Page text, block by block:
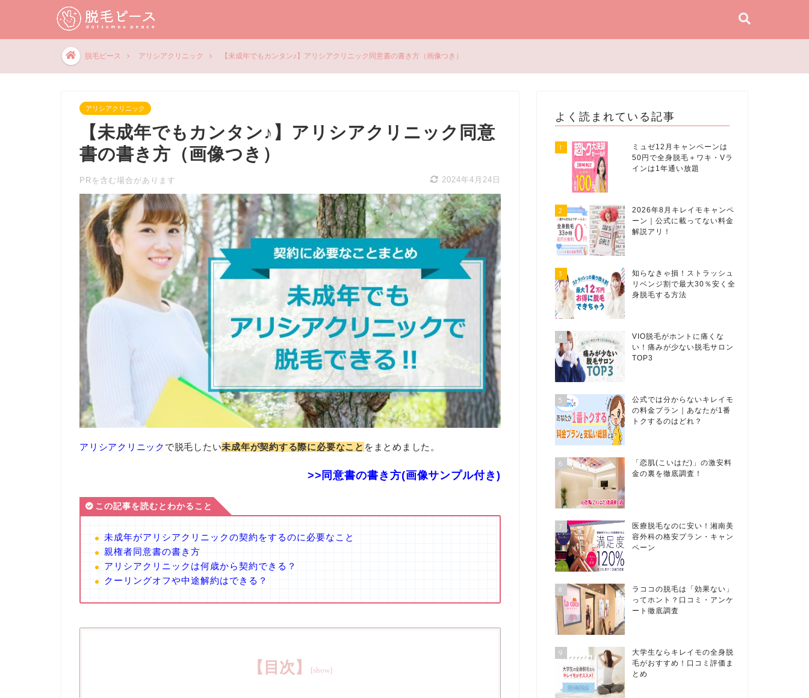
脱毛ピース アリシアクリニック 【未成年でもカンタン♪】アリシアクリニック同意書の書き方（画像つき）
アリシアクリニック
【未成年でもカンタン♪】アリシアクリニック同意
書の書き方（画像つき）
PRを含む場合があります 2024年4月24日
アリシアクリニック で脱毛したい未成年が契約する際に必要なこと をまとめました。
>>同意書の書き方(画像サンプル付き)
この記事を読むとわかること
未成年がアリシアクリニックの契約をするのに必要なこと
親権者同意書の書き方
アリシアクリニックは何歳から契約できる？
クーリングオフや中途解約はできる？
【目次】
よく読まれている記事
1
ミュゼ12月キャンペーンは
50円で全身脱毛＋ワキ・Vラ
インは1年通い放題
2
2026年8月キレイモキャンペ
ーン｜公式に載ってない料金
解説アリ！
3
知らなきゃ損！ストラッシュ
リベンジ割で最大30％安く全
身脱毛する方法
4
VIO脱毛がホントに痛くな
い！痛みが少ない脱毛サロン
TOP3
5
公式では分からないキレイモ
の料金プラン｜あなたが1番
トクするのはどれ？
6
「恋肌(こいはだ)」の激安料
金の裏を徹底調査！
7
医療脱毛なのに安い！湘南美
容外科の格安プラン・キャン
ペーン
8
ラココの脱毛は「効果ない」
ってホント？口コミ・アンケ
ート徹底調査
9
大学生ならキレイモの全身脱
毛がおすすめ！口コミ評価ま
とめ